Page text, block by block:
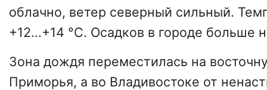
облачно, ветер северный сильный.
+12...+14 °C. Осадков в городе больше
Зона дождя переместилась на
Приморья, а во Владивостоке от